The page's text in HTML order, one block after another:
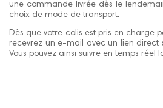
une commande livrée dès le
choix de mode de transport.
Dès que votre colis est pris en charge
recevrez un e-mail avec un lien direct
Vous pouvez ainsi suivre en temps réel